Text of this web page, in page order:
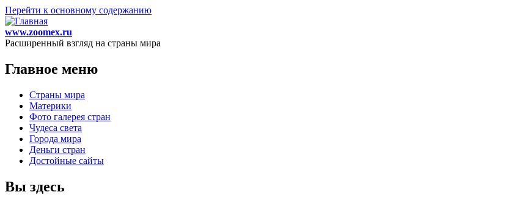
Перейти к основному содержанию
www.zoomex.ru
Расширенный взгляд на страны мира
Главное меню
Страны мира
Материки
Фото галерея стран
Чудеса света
Города мира
Деньги стран
Достойные сайты
Вы здесь